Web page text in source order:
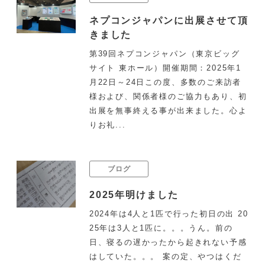
ネプコンジャパンに出展させて頂
きました
第39回ネプコンジャパン（東京ビッグ
サイト 東ホール）開催期間：2025年1
月22日～24日この度、多数のご来訪者
様および、関係者様のご協力もあり、初
出展を無事終える事が出来ました。心よ
りお礼...
ブログ
2025年明けました
2024年は4人と1匹で行った初日の出 20
25年は3人と1匹に。。。うん。前の
日、寝るの遅かったから起きれない予感
はしていた。。。 案の定、やつはくだ